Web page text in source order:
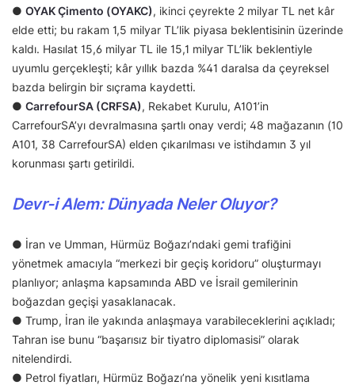
● OYAK Çimento (OYAKC), ikinci çeyrekte 2 milyar TL net kâr
elde etti; bu rakam 1,5 milyar TL’lik piyasa beklentisinin üzerinde
kaldı. Hasılat 15,6 milyar TL ile 15,1 milyar TL’lik beklentiyle
uyumlu gerçekleşti; kâr yıllık bazda %41 daralsa da çeyreksel
bazda belirgin bir sıçrama kaydetti.
● CarrefourSA (CRFSA), Rekabet Kurulu, A101’in
CarrefourSA’yı devralmasına şartlı onay verdi; 48 mağazanın (10
A101, 38 CarrefourSA) elden çıkarılması ve istihdamın 3 yıl
korunması şartı getirildi.
Devr-i Alem: Dünyada Neler Oluyor?
● İran ve Umman, Hürmüz Boğazı’ndaki gemi trafiğini
yönetmek amacıyla “merkezi bir geçiş koridoru” oluşturmayı
planlıyor; anlaşma kapsamında ABD ve İsrail gemilerinin
boğazdan geçişi yasaklanacak.
● Trump, İran ile yakında anlaşmaya varabileceklerini açıkladı;
Tahran ise bunu “başarısız bir tiyatro diplomasisi” olarak
nitelendirdi.
● Petrol fiyatları, Hürmüz Boğazı’na yönelik yeni kısıtlama